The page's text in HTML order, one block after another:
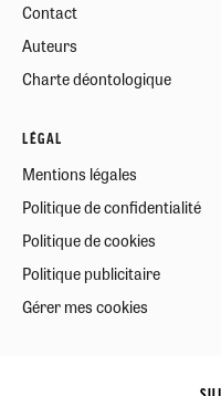
Contact
Auteurs
Charte déontologique
LÉGAL
Mentions légales
Politique de confidentialité
Politique de cookies
Politique publicitaire
Gérer mes cookies